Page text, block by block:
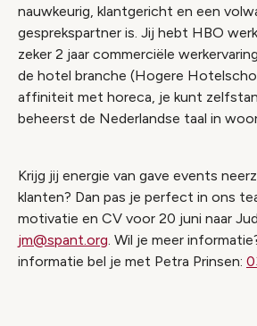
nauwkeurig, klantgericht en een
gesprekspartner is. Jij hebt HBO
zeker 2 jaar commerciële
de hotel branche (Hogere
affiniteit met horeca, je kunt
beheerst de Nederlandse taal in
Krijg jij energie van gave events
klanten? Dan pas je perfect in ons
motivatie en CV voor 20 juni naar
jm@spant.org. Wil je meer
informatie bel je met Petra Prinsen: